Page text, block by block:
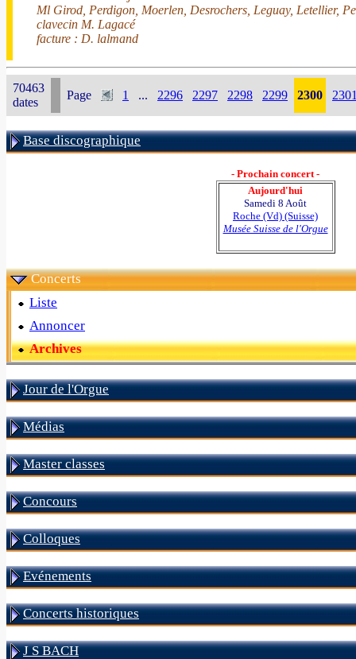
Ml Girod, Perdigon, Moerlen, Desrochers, Leguay, Letellier,
clavecin M. Lagacé
facture : D. lalmand
70463
dates
Page 1 ... 2296 2297 2298 2299 2300
Base discographique
- Prochain concert -
Aujourd'hui
Samedi 8 Août
Roche (Vd) (Suisse)
Musée Suisse de l'Orgue
Concerts
Liste
Annoncer
Archives
Jour de l'Orgue
Médias
Master classes
Concours
Colloques
Evénements
Concerts historiques
J S BACH